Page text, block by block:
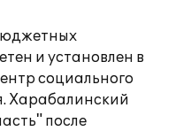
и установлен в
социального
Харабалинский
после